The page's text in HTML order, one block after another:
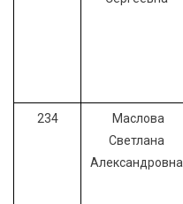
234
Маслова
Светлана
Александровна